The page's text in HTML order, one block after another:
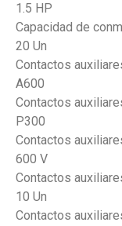
1.5 HP
Capacidad de
20 Un
Contactos
A600
Contactos
P300
Contactos
600 V
Contactos
10 Un
Contactos